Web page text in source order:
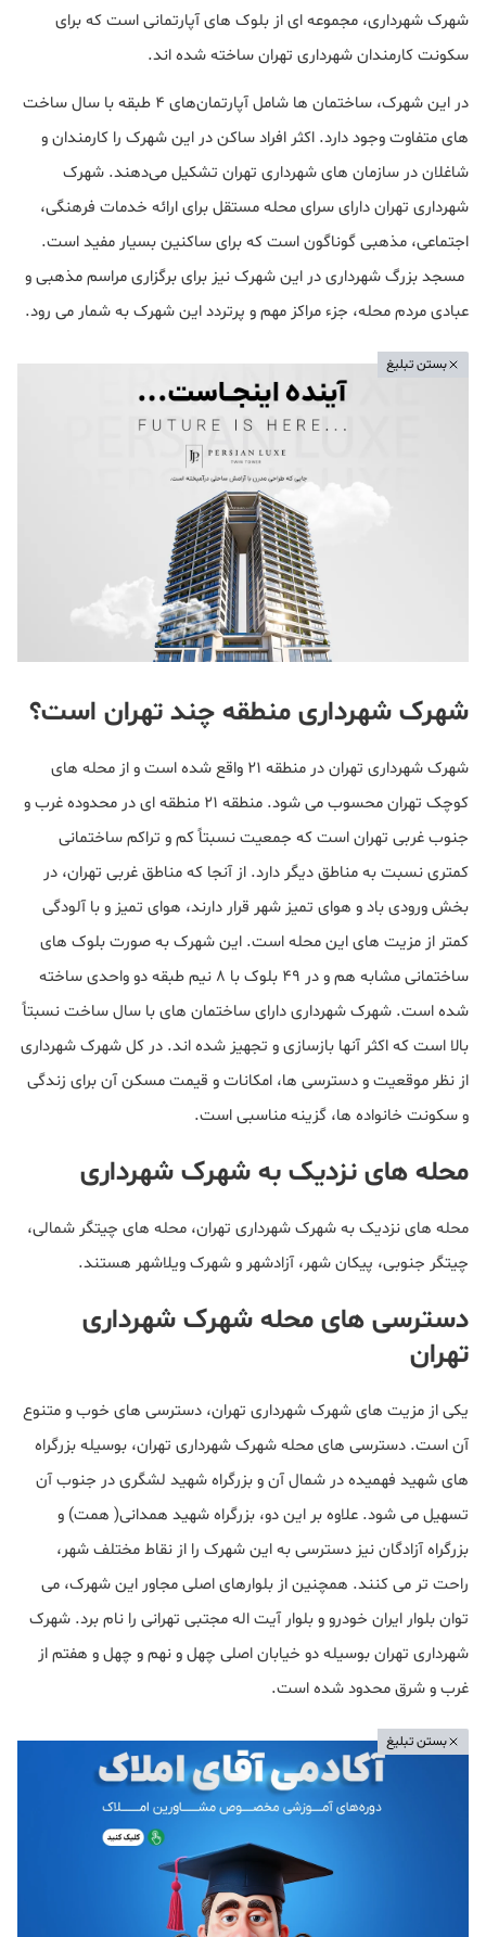
شهرک شهرداری، مجموعه ای از بلوک های آپارتمانی است که برای
سکونت کارمندان شهرداری تهران ساخته شده اند.
در این شهرک، ساختمان ها شامل آپارتمان‌های ۴ طبقه با سال ساخت
های متفاوت وجود دارد. اکثر افراد ساکن در این شهرک را کارمندان و
شاغلان در سازمان های شهرداری تهران تشکیل می‌دهند. شهرک
شهرداری تهران دارای سرای محله مستقل برای ارائه خدمات فرهنگی،
اجتماعی، مذهبی گوناگون است که برای ساکنین بسیار مفید است.
مسجد بزرگ شهرداری در این شهرک نیز برای برگزاری مراسم مذهبی و
عبادی مردم محله، جزء مراکز مهم و پرتردد این شهرک به شمار می رود.
بستن تبلیغ
شهرک شهرداری منطقه چند تهران است؟
شهرک شهرداری تهران در منطقه 21 واقع شده است و از محله های
کوچک تهران محسوب می شود. منطقه 21 منطقه ای در محدوده غرب و
جنوب غربی تهران است که جمعیت نسبتاً کم و تراکم ساختمانی
کمتری نسبت به مناطق دیگر دارد. از آنجا که مناطق غربی تهران، در
بخش ورودی باد و هوای تمیز شهر قرار دارند، هوای تمیز و با آلودگی
کمتر از مزیت های این محله است. این شهرک به صورت بلوک های
ساختمانی مشابه هم و در 49 بلوک با 8 نیم طبقه دو واحدی ساخته
شده است. شهرک شهرداری دارای ساختمان های با سال‌ ساخت نسبتاً
بالا است که اکثر آنها بازسازی و تجهیز شده اند. در کل شهرک شهرداری
از نظر موقعیت و دسترسی ها، امکانات و قیمت مسکن آن برای زندگی
و سکونت خانواده ها، گزینه مناسبی است.
محله های نزدیک به شهرک شهرداری
محله های نزدیک به شهرک شهرداری تهران، محله های چیتگر شمالی،
چیتگر جنوبی، پیکان شهر، آزادشهر و شهرک ویلاشهر هستند.
دسترسی های محله شهرک شهرداری
تهران
یکی از مزیت های شهرک شهرداری تهران، دسترسی های خوب و متنوع
آن است. دسترسی های محله شهرک شهرداری تهران، بوسیله بزرگراه
های شهید فهمیده در شمال آن و بزرگراه شهید لشگری در جنوب آن
تسهیل می شود. علاوه بر این دو، بزرگراه شهید همدانی( همت) و
بزرگراه آزادگان نیز دسترسی به این شهرک را از نقاط مختلف شهر،
راحت تر می کنند. همچنین از بلوارهای اصلی مجاور این شهرک، می
توان بلوار ایران خودرو و بلوار آیت اله مجتبی تهرانی را نام برد. شهرک
شهرداری تهران بوسیله دو خیابان اصلی چهل و نهم و چهل و هفتم از
غرب و شرق محدود شده است.
بستن تبلیغ